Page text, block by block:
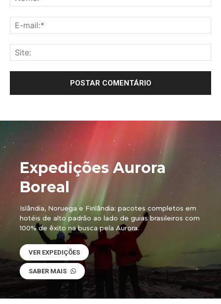
Expedições Aurora
Boreal
Islândia, Noruega e Finlândia: pacotes completos em
hotéis de alto padrão ao lado de guias brasileiros com
100% de êxito na busca pela Aurora.
VER EXPEDIÇÕES
SABER MAIS